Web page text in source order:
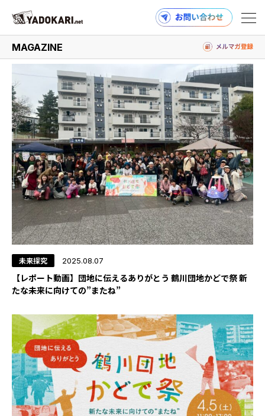
商品検索 読みもの検索
PRODUCTS
MAGAZINE
YADOKARI について
MAGAZINE
#鶴川団地かどで祭
未来探究 2025.08.07
【レポート動画】団地に伝えるありがとう 鶴川団地かどで祭 新
たな未来に向けての”またね”